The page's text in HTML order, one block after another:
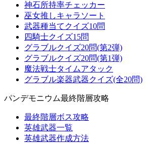
神石所持率チェッカー
巫女推しキャラソート
武器種当てクイズ10問
四騎士クイズ15問
グラブルクイズ20問(第2弾)
グラブルクイズ20問(第1弾)
魔法戦士タイムアタック
グラブル楽器武器クイズ(全20問)
パンデモニウム最終階層攻略
最終階層ボス攻略
英雄武器一覧
英雄武器作成方法